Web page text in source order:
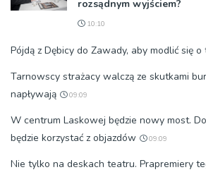
rozsądnym wyjściem?
10:10
Pójdą z Dębicy do Zawady, aby modlić się o
Tarnowscy strażacy walczą ze skutkami
napływają
09:09
W centrum Laskowej będzie nowy most.
będzie korzystać z objazdów
09:09
Nie tylko na deskach teatru. Prapremiery